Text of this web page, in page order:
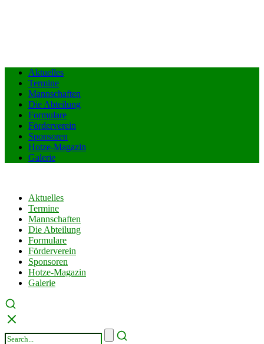
Aktuelles
Termine
Mannschaften
Die Abteilung
Formulare
Förderverein
Sponsoren
Hotze-Magazin
Galerie
Aktuelles
Termine
Mannschaften
Die Abteilung
Formulare
Förderverein
Sponsoren
Hotze-Magazin
Galerie